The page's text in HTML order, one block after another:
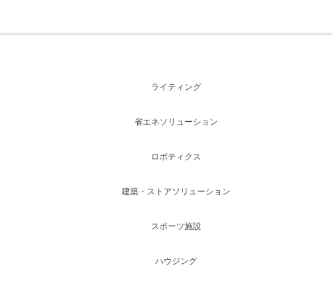
ライティング
省エネソリューション
ロボティクス
建築・ストアソリューション
スポーツ施設
ハウジング